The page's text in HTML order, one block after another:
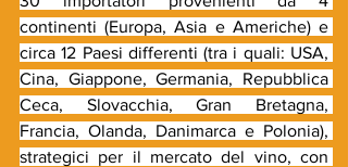
continenti (Europa, Asia e Americhe) e
circa 12 Paesi differenti (tra i quali: USA,
Cina, Giappone, Germania, Repubblica
Ceca, Slovacchia, Gran Bretagna,
Francia, Olanda, Danimarca e Polonia),
strategici per il mercato del vino, con